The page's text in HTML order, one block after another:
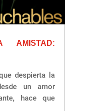
despierta la
un amor
hace que